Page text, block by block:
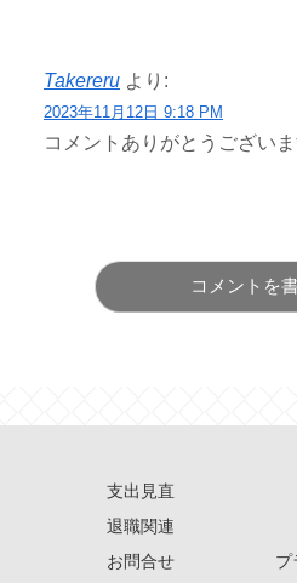
Takereru より:
2023年11月12日 9:18 PM
コメントありがとうございま
コメントを
支出見直
退職関連
お問合せ
プ